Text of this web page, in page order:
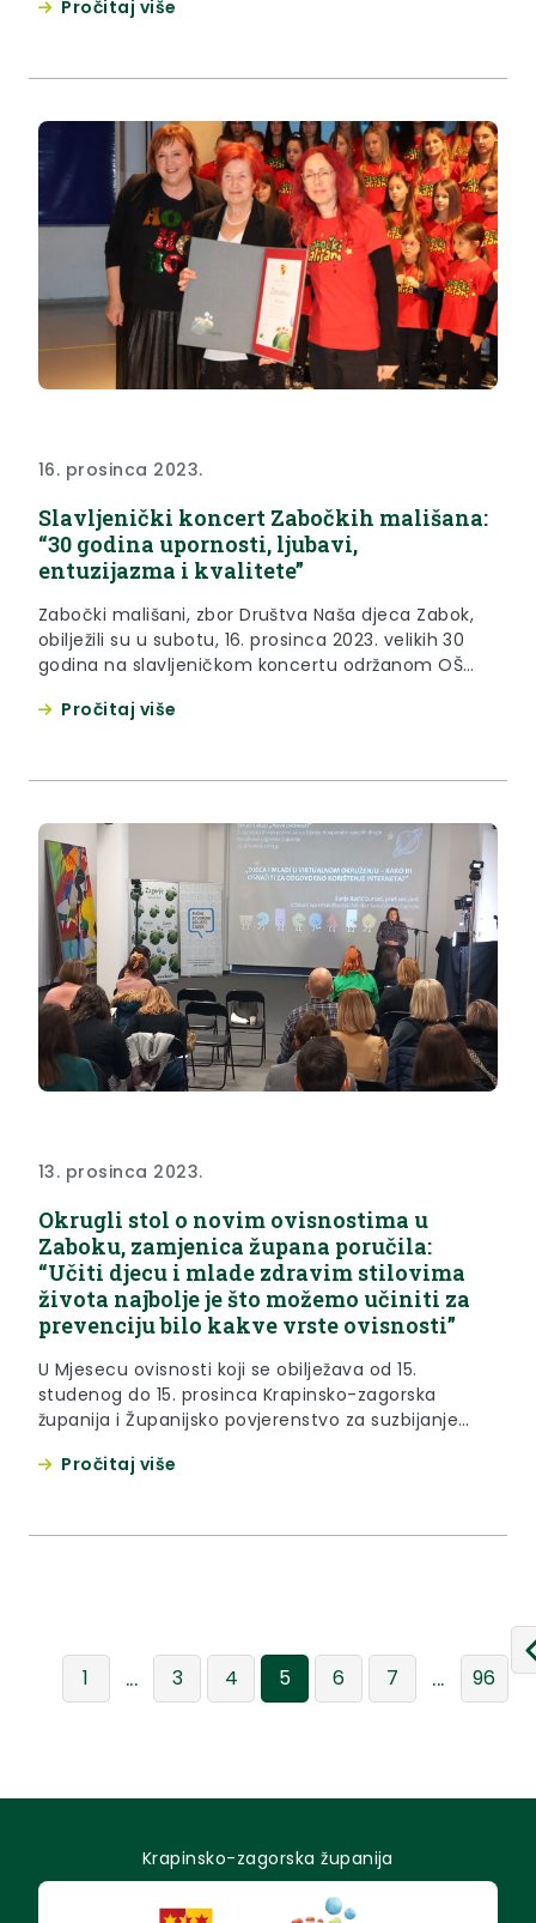
zapuštenu tvorničku halu tvornice ZIFT koja je
Pročitaj više
16. prosinca 2023.
Slavljenički koncert Zabočkih mališana:
“30 godina upornosti, ljubavi,
entuzijazma i kvalitete”
Zabočki mališani, zbor Društva Naša djeca Zabok,
obilježili su u subotu, 16. prosinca 2023. velikih 30
godina na slavljeničkom koncertu održanom OŠ
mnogobrojne Zabočane i Zabočanke, na koncertu
Pročitaj više
13. prosinca 2023.
Okrugli stol o novim ovisnostima u
Zaboku, zamjenica župana poručila:
“Učiti djecu i mlade zdravim stilovima
života najbolje je što možemo učiniti za
prevenciju bilo kakve vrste ovisnosti”
U Mjesecu ovisnosti koji se obilježava od 15.
studenog do 15. prosinca Krapinsko-zagorska
županija i Županijsko povjerenstvo za suzbijanje
13. prosinca 2023. okrugli stol na temu novih
Pročitaj više
1 ... 3 4 5 6 7 ... 96
Krapinsko-zagorska županija